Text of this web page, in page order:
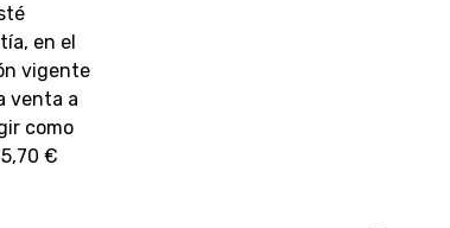
en el
vigente
venta a
como
€